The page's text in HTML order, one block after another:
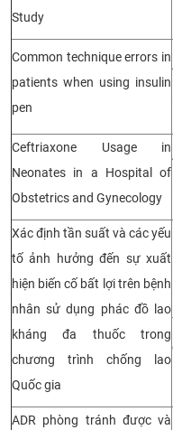
Study
Common technique errors in
patients when using insulin
pen
Ceftriaxone Usage in
Neonates in a Hospital of
Obstetrics and Gynecology
Xác định tần suất và các yếu
tố ảnh hưởng đến sự xuất
hiện biến cố bất lợi trên bệnh
nhân sử dụng phác đồ lao
kháng đa thuốc trong
chương trình chống lao
Quốc gia
ADR phòng tránh được và